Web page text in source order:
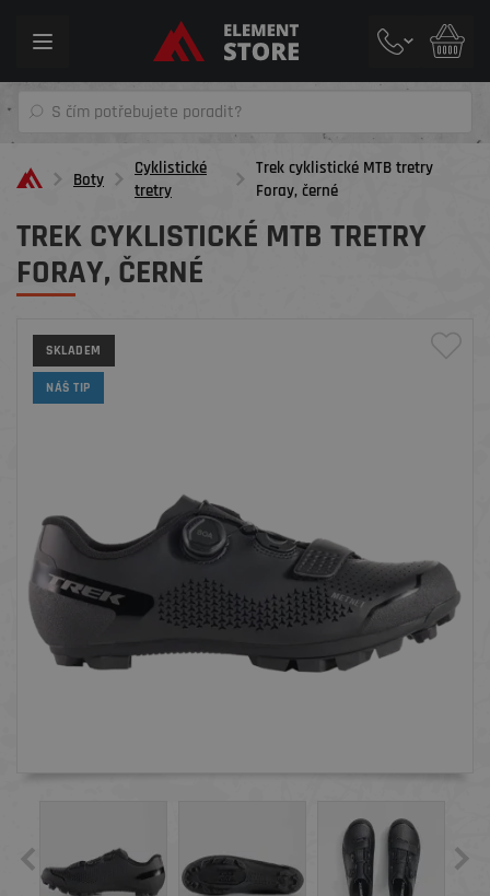
Toggle
Boty
Cyklistické
tretry
Trek cyklistické MTB tretry
Foray, černé
TREK CYKLISTICKÉ MTB TRETRY
FORAY, ČERNÉ
SKLADEM
NÁŠ TIP